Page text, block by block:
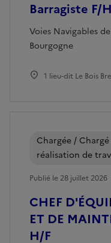
Barragiste F/H
Voies Navigables
Bourgogne
1 lieu-dit Le Bois
CHEF
ET DE
H/F
Chargée /
réalisation de
Publié le 28 juillet 2026